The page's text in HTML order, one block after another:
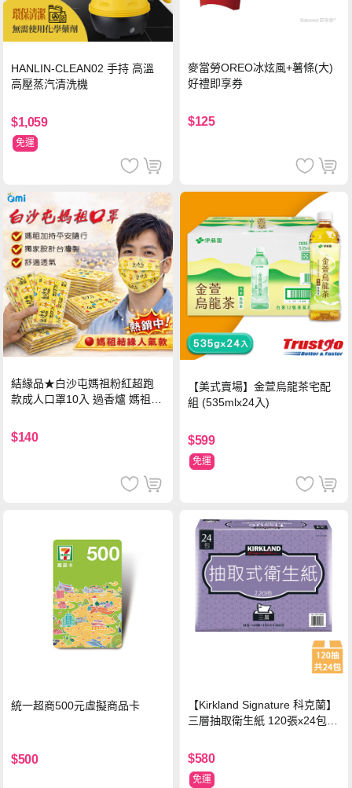
HANLIN-CLEAN02 手持 高溫
高壓蒸汽清洗機
$1,059
免運
麥當勞OREO冰炫風+薯條(大)
好禮即享券
$125
結緣品★白沙屯媽祖粉紅超跑
款成人口罩10入 過香爐 媽祖加
$140
【美式賣場】金萱烏龍茶宅配
組 (535mlx24入)
$599
免運
統一超商500元虛擬商品卡
$500
【Kirkland Signature 科克蘭】
三層抽取衛生紙 120張x24包x1
$580
免運